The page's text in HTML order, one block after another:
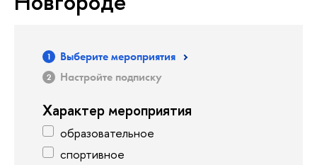
Выберите мероприятия
Настройте подписку
Характер мероприятия
образовательное
спортивное